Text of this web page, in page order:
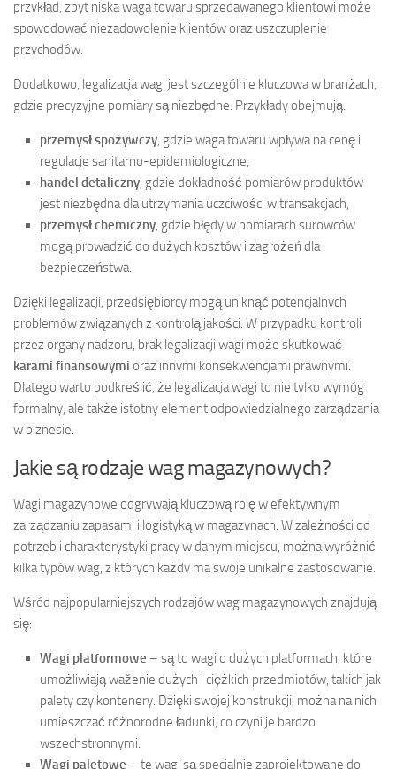
przykład, zbyt niska waga towaru sprzedawanego klientowi może
spowodować niezadowolenie klientów oraz uszczuplenie
przychodów.
Dodatkowo, legalizacja wagi jest szczególnie kluczowa w branżach,
gdzie precyzyjne pomiary są niezbędne. Przykłady obejmują:
przemysł spożywczy, gdzie waga towaru wpływa na cenę i
regulacje sanitarno-epidemiologiczne,
handel detaliczny, gdzie dokładność pomiarów produktów
jest niezbędna dla utrzymania uczciwości w transakcjach,
przemysł chemiczny, gdzie błędy w pomiarach surowców
mogą prowadzić do dużych kosztów i zagrożeń dla
bezpieczeństwa.
Dzięki legalizacji, przedsiębiorcy mogą uniknąć potencjalnych
problemów związanych z kontrolą jakości. W przypadku kontroli
przez organy nadzoru, brak legalizacji wagi może skutkować
karami finansowymi oraz innymi konsekwencjami prawnymi.
Dlatego warto podkreślić, że legalizacja wagi to nie tylko wymóg
formalny, ale także istotny element odpowiedzialnego zarządzania
w biznesie.
Jakie są rodzaje wag magazynowych?
Wagi magazynowe odgrywają kluczową rolę w efektywnym
zarządzaniu zapasami i logistyką w magazynach. W zależności od
potrzeb i charakterystyki pracy w danym miejscu, można wyróżnić
kilka typów wag, z których każdy ma swoje unikalne zastosowanie.
Wśród najpopularniejszych rodzajów wag magazynowych znajdują
się:
Wagi platformowe – są to wagi o dużych platformach, które
umożliwiają waženie dużych i ciężkich przedmiotów, takich jak
palety czy kontenery. Dzięki swojej konstrukcji, można na nich
umieszczać różnorodne ładunki, co czyni je bardzo
wszechstronnymi.
Wagi paletowe – te wagi są specjalnie zaprojektowane do